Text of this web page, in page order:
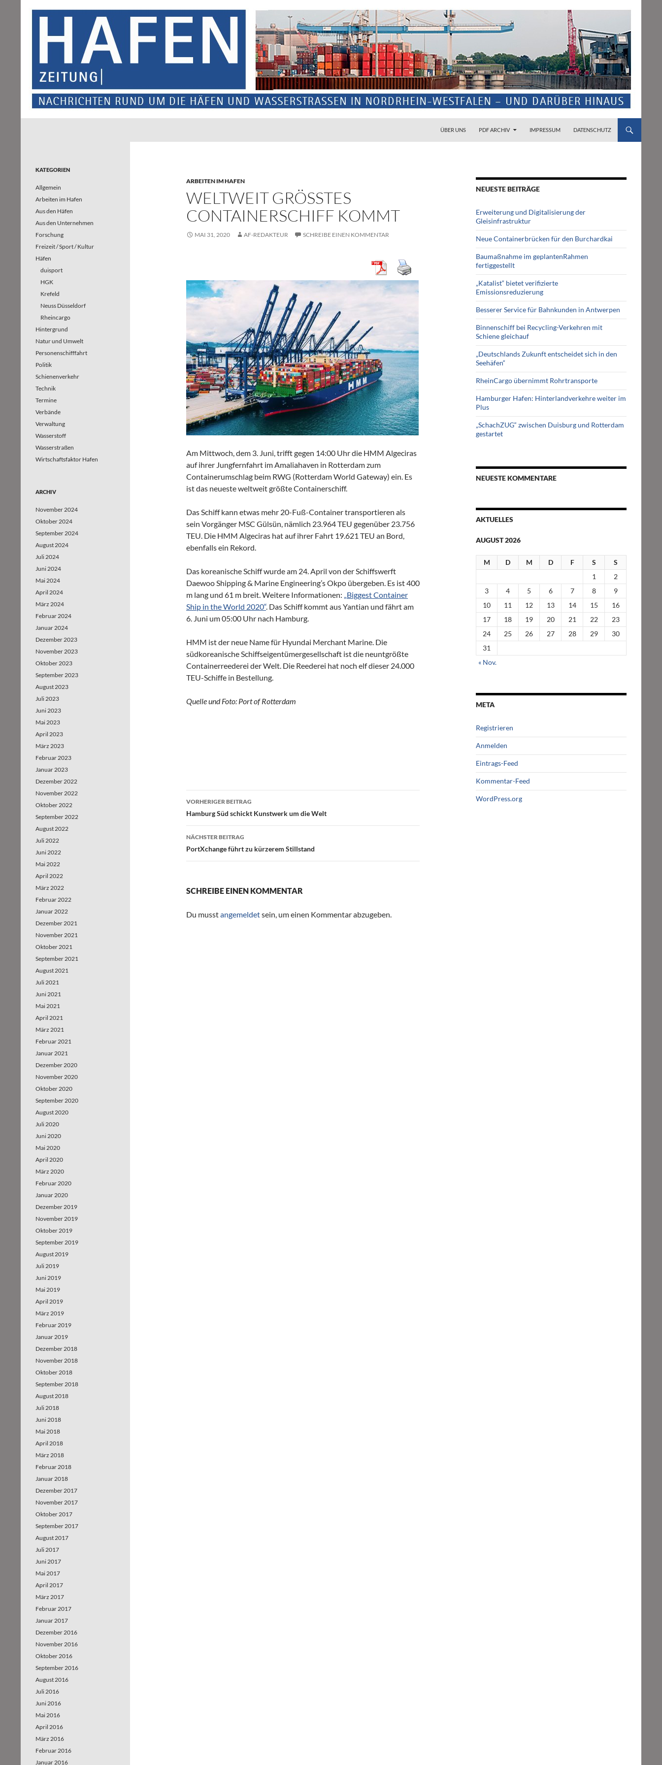
ÜBER UNS
PDF ARCHIV IMPRESSUM DATENSCHUTZ
ARBEITEN IM HAFEN
WELTWEIT GRÖSSTES C
ONTAINERSCHIFF KOMMT
MAI 31, 2020 AF-REDAKTEUR SCHREIBE EINEN KOMMENTAR
Am Mittwoch, dem 3. Juni, trifft gegen 14:00 Uhr die HMM Algeciras
auf ihrer Jungfernfahrt im Amaliahaven in Rotterdam zum
Containerumschlag beim RWG (Rotterdam World Gateway) ein. Es
ist das neueste weltweit größte Containerschiff.
Das Schiff kann etwas mehr 20-Fuß-Container transportieren als
sein Vorgänger MSC Gülsün, nämlich 23.964 TEU gegenüber 23.756
TEU. Die HMM Algeciras hat auf ihrer Fahrt 19.621 TEU an Bord,
ebenfalls ein Rekord.
Das koreanische Schiff wurde am 24. April von der Schiffswerft
Daewoo Shipping & Marine Engineering’s Okpo übergeben. Es ist 400
m lang und 61 m breit. Weitere Informationen: „Biggest Container
Ship in the World 2020“. Das Schiff kommt aus Yantian und fährt am
6. Juni um 05:00 Uhr nach Hamburg.
HMM ist der neue Name für Hyundai Merchant Marine. Die
südkoreanische Schiffseigentümergesellschaft ist die neuntgrößte
Containerreederei der Welt. Die Reederei hat noch elf dieser 24.000
TEU-Schiffe in Bestellung.
Quelle und Foto: Port of Rotterdam
Beitragsnavigation
VORHERIGER BEITRAG
Hamburg Süd schickt Kunstwerk um die Welt
NÄCHSTER BEITRAG
PortXchange führt zu kürzerem Stillstand
SCHREIBE EINEN KOMMENTAR
Du musstangemeldetsein, um einen Kommentar abzugeben.
NEUESTE BEITRÄGE
Erweiterung und Digitalisierung der
Gleisinfrastruktur
Neue Containerbrücken für den Burchardkai
Baumaßnahme im geplantenRahmen
fertiggestellt
„Katalist“ bietet verifizierte
Emissionsreduzierung
Besserer Service für Bahnkunden in Antwerpen
Binnenschiff bei Recycling-Verkehren mit
Schiene gleichauf
„Deutschlands Zukunft entscheidet sich in den
Seehäfen“
RheinCargo übernimmt Rohrtransporte
Hamburger Hafen: Hinterlandverkehre weiter im
Plus
„SchachZUG“ zwischen Duisburg und Rotterdam
gestartet
NEUESTE KOMMENTARE
AKTUELLES
AUGUST 2026
M D M D F S
S
1
2
3
4 5 6 7 8
9
10
11 12 13 14 15
16
17
18 19 20 21 22
23
24
25 26 27 28 29
30
31
« Nov.
META
Registrieren
Anmelden
Eintrags-Feed
Kommentar-Feed
WordPress.org
KATEGORIEN
Allgemein
Arbeiten im Hafen
Aus den Häfen
Aus den Unternehmen
Forschung
Freizeit / Sport / Kultur
Häfen
duisport
HGK
Krefeld
Neuss Düsseldorf
Rheincargo
Hintergrund
Natur und Umwelt
Personenschifffahrt
Politik
Schienenverkehr
Technik
Termine
Verbände
Verwaltung
Wasserstoff
Wasserstraßen
Wirtschaftsfaktor Hafen
ARCHIV
November 2024
Oktober 2024
September 2024
August 2024
Juli 2024
Juni 2024
Mai 2024
April 2024
März 2024
Februar 2024
Januar 2024
Dezember 2023
November 2023
Oktober 2023
September 2023
August 2023
Juli 2023
Juni 2023
Mai 2023
April 2023
März 2023
Februar 2023
Januar 2023
Dezember 2022
November 2022
Oktober 2022
September 2022
August 2022
Juli 2022
Juni 2022
Mai 2022
April 2022
März 2022
Februar 2022
Januar 2022
Dezember 2021
November 2021
Oktober 2021
September 2021
August 2021
Juli 2021
Juni 2021
Mai 2021
April 2021
März 2021
Februar 2021
Januar 2021
Dezember 2020
November 2020
Oktober 2020
September 2020
August 2020
Juli 2020
Juni 2020
Mai 2020
April 2020
März 2020
Februar 2020
Januar 2020
Dezember 2019
November 2019
Oktober 2019
September 2019
August 2019
Juli 2019
Juni 2019
Mai 2019
April 2019
März 2019
Februar 2019
Januar 2019
Dezember 2018
November 2018
Oktober 2018
September 2018
August 2018
Juli 2018
Juni 2018
Mai 2018
April 2018
März 2018
Februar 2018
Januar 2018
Dezember 2017
November 2017
Oktober 2017
September 2017
August 2017
Juli 2017
Juni 2017
Mai 2017
April 2017
März 2017
Februar 2017
Januar 2017
Dezember 2016
November 2016
Oktober 2016
September 2016
August 2016
Juli 2016
Juni 2016
Mai 2016
April 2016
März 2016
Februar 2016
Januar 2016